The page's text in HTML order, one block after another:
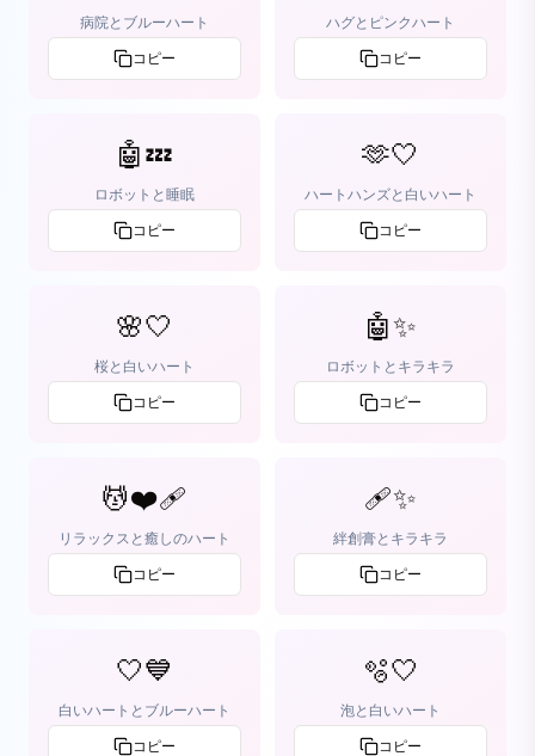
病院とブルーハート
コピー
ハグとピンクハート
コピー
🤖💤
ロボットと睡眠
コピー
🫶🤍
ハートハンズと白いハート
コピー
🌸🤍
桜と白いハート
コピー
🤖✨
ロボットとキラキラ
コピー
💆❤️‍🩹
リラックスと癒しのハート
コピー
🩹✨
絆創膏とキラキラ
コピー
🤍💙
白いハートとブルーハート
コピー
🫧🤍
泡と白いハート
コピー